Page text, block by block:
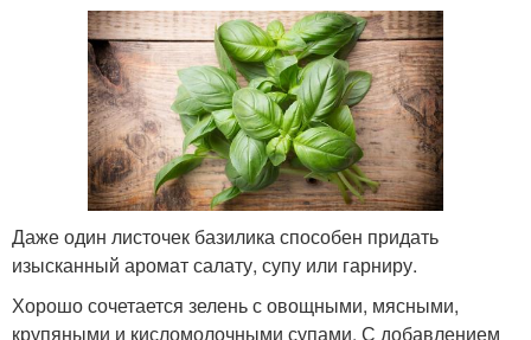
Даже один листочек базилика способен придать
изысканный аромат салату, супу или гарниру.
Хорошо сочетается зелень с овощными, мясными,
крупяными и кисломолочными супами. С добавлением